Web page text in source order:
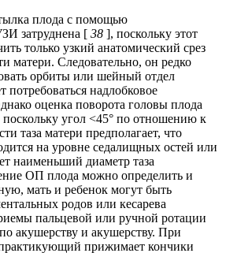
плода с помощью
затруднена [ 38 ], поскольку этот
только узкий анатомический срез
матери. Следовательно, он редко
орбиты или шейный отдел
надлобковое
оценка поворота головы плода
поскольку угол <45° по отношению к
таза матери предполагает, что
на уровне седалищных остей или
наименьший диаметр таза
ОП плода можно определить и
мать и ребенок могут быть
родов или кесарева
пальцевой или ручной ротации
акушерству и акушерству. При
прижимает кончики